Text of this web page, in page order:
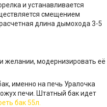
и устанавливается
смещением
длина дымохода 3-5
желании, модернизировать её
именно на печь Уралочка
печи. Штатный бак идет
бак 55л.